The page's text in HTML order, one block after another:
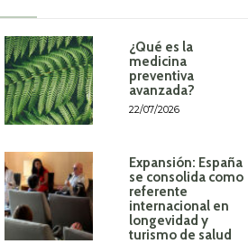
¿Qué es la
medicina
preventiva
avanzada?
22/07/2026
Expansión: España
se consolida como
referente
internacional en
longevidad y
turismo de salud